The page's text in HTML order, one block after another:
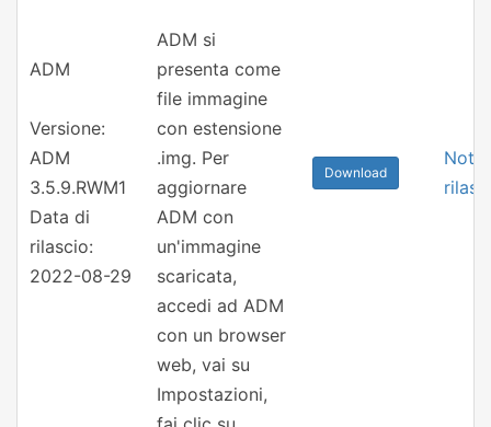
ADM
Versione:
ADM
3.5.9.RWM1
Data di
rilascio:
2022-08-29
ADM si
presenta come
file immagine
con estensione
.img. Per
aggiornare
ADM con
un'immagine
scaricata,
accedi ad ADM
con un browser
web, vai su
Impostazioni,
Download
Note